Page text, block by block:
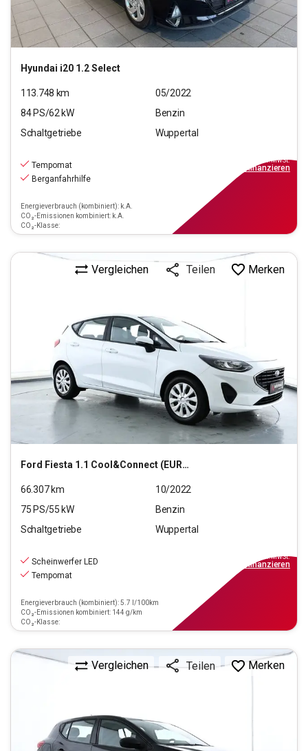
Hyundai i20 1.2 Select
113.748 km
05/2022
84PS/62kW
Benzin
Schaltgetriebe
Wuppertal
Tempomat
Berganfahrhilfe
Energieverbrauch (kombiniert): k.A.
CO₂-Emissionen kombiniert: k.A.
CO₂-Klasse:
inkl.MwSt.
finanzieren
Ford Fiesta 1.1 Cool&Connect (EURO 6d)
Vergleichen Teilen Merken
66.307km
10/2022
75PS/55kW
Benzin
Schaltgetriebe
Wuppertal
Scheinwerfer LED
Tempomat
Energieverbrauch (kombiniert): 5.7 l/100km
CO₂-Emissionen kombiniert: 144 g/km
CO₂-Klasse:
inkl.MwSt.
finanzieren
Vergleichen Teilen Merken